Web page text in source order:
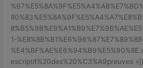
1-
escriptif%20des%20%C3%A9preuves